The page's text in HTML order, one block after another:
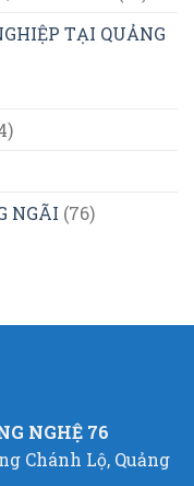
TẠI QUẢNG
NGÃI (76)
NGHỆ 76
Chánh Lộ, Quảng